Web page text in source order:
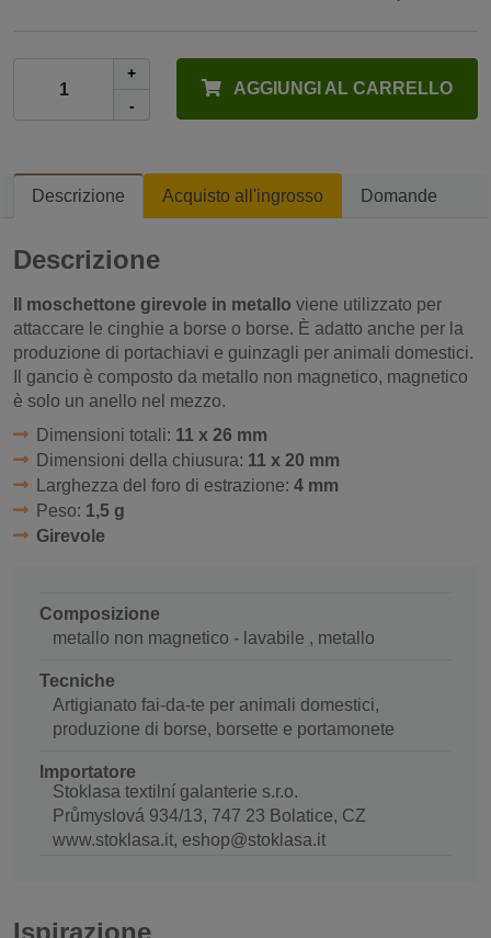
+
-
AGGIUNGI AL CARRELLO
Descrizione Acquisto all'ingrosso Domande
Descrizione
Il moschettone girevole in metallo viene utilizzato per
attaccare le cinghie a borse o borse. È adatto anche per la
produzione di portachiavi e guinzagli per animali domestici.
Il gancio è composto da metallo non magnetico, magnetico
è solo un anello nel mezzo.
Dimensioni totali: 11 x 26 mm
Dimensioni della chiusura: 11 x 20 mm
Larghezza del foro di estrazione: 4 mm
Peso: 1,5 g
Girevole
Composizione
metallo non magnetico - lavabile , metallo
Tecniche
Artigianato fai-da-te per animali domestici,
produzione di borse, borsette e portamonete
Importatore
Stoklasa textilní galanterie s.r.o.
Průmyslová 934/13, 747 23 Bolatice, CZ
www.stoklasa.it, eshop@stoklasa.it
Ispirazione